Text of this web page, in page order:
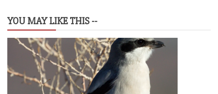
YOU MAY LIKE THIS --